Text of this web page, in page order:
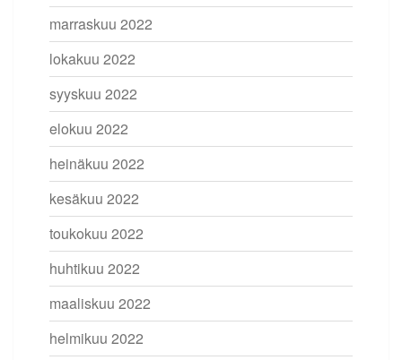
marraskuu 2022
lokakuu 2022
syyskuu 2022
elokuu 2022
heinäkuu 2022
kesäkuu 2022
toukokuu 2022
huhtikuu 2022
maaliskuu 2022
helmikuu 2022